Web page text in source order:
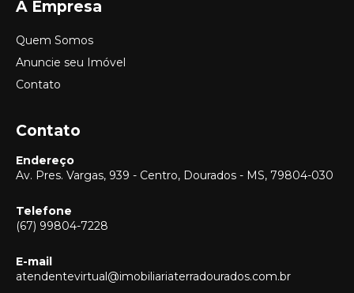
A Empresa
Quem Somos
Anuncie seu Imóvel
Contato
Contato
Endereço
Av. Pres. Vargas, 939 - Centro, Dourados - MS, 79804-030
Telefone
(67) 99804-7228
E-mail
atendentevirtual@imobiliariaterradourados.com.br
Vendas
(67) 99804-7228